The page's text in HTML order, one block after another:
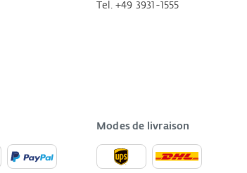
Tel. +49 3931-1555
Modes de livraison